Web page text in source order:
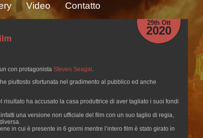
Video Contatto
29th Ott
2020
con protagonista Steven Seagal .
piuttosto sfortunata nel gradimento al pubblico ed anche
risultato ha accusato la casa produttrice di aver tagliato i suoi fondi
una versione non ufficiale del film con un suo taglio di regia,
in cui è presente in 6 giorni mentre l’intero film è stato girato in